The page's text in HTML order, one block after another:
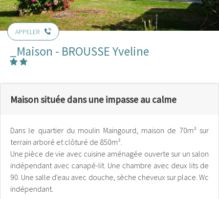
APPELER
_Maison - BROUSSE Yveline
Maison située dans une impasse au calme
Dans le quartier du moulin Maingourd, maison de 70m² sur
terrain arboré et clôturé de 850m².
Une pièce de vie avec cuisine aménagée ouverte sur un salon
indépendant avec canapé-lit. Une chambre avec deux lits de
90. Une salle d'eau avec douche, sèche cheveux sur place. Wc
indépendant.